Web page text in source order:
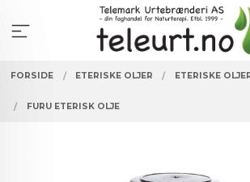
innholdet
FORSIDE ETERISKE OLJER ETERISKE
FURU ETERISK OLJE